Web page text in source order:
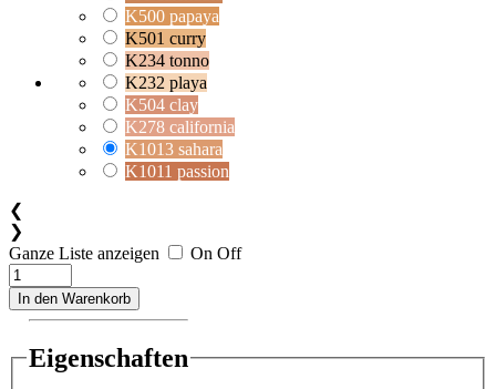
K500 papaya
K501 curry
K234 tonno
K232 playa
K504 clay
K278 california
K1013 sahara
K1011 passion
❮
❯
Ganze Liste anzeigen
On Off
In den Warenkorb
Eigenschaften